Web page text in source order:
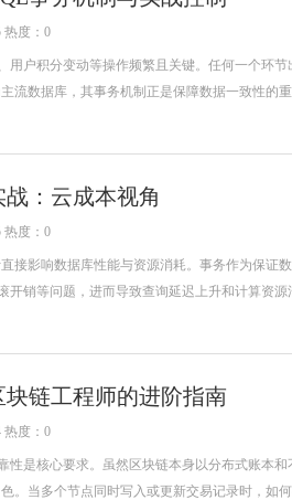
热度：0
户积分变动等操作频繁且关键。任何一个环节
流数据库，其事务机制正是保障数据一致性的
：云成本视角
热度：0
影响数据库性能与资源消耗。事务作为保证
开销等问题，进而导致查询延迟上升和计算资源
链工程师的进阶指南
热度：0
是核心要求。虽然区块链本身以分布式账本和
。当多个节点同时写入或更新交易记录时，如